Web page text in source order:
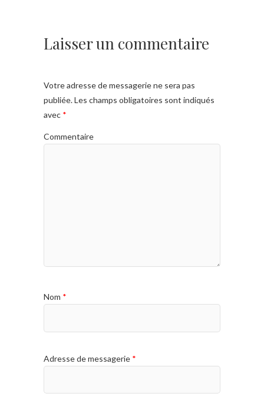
Laisser un commentaire
Votre adresse de messagerie ne sera pas
publiée.Les champs obligatoires sont indiqués
avec *
Commentaire
Nom *
Adresse de messagerie *